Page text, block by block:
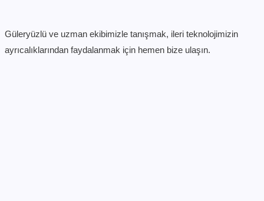
Güleryüzlü ve uzman ekibimizle tanışmak, ileri teknolojimizin
ayrıcalıklarından faydalanmak için hemen bize ulaşın.